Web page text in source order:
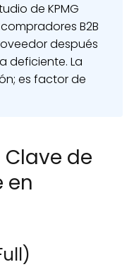
de KPMG
B2B
después
deficiente. La
es factor de
de
en